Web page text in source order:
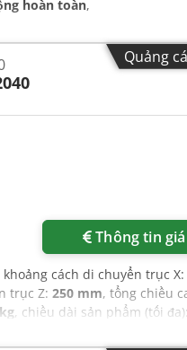
hoàn toàn,
Quảng
Thông tin giá
khoảng cách di chuyển trục X:
trục Z: 250 mm, tổng chiều
, chiều dài sản phẩm (tối đa):